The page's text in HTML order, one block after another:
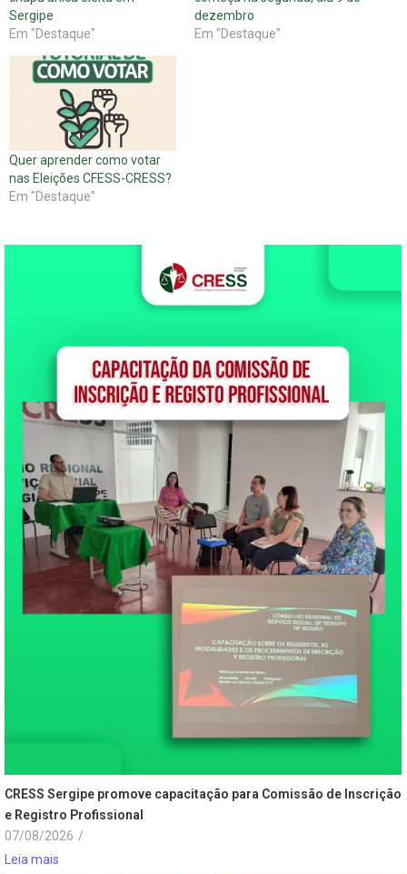
Sergipe
Em "Destaque"
dezembro
Em "Destaque"
Quer aprender como votar
nas Eleições CFESS-CRESS?
Em "Destaque"
CRESS Sergipe promove capacitação para Comissão de Inscrição
e Registro Profissional
07/08/2026 /
Leia mais